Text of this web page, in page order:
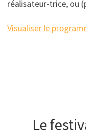
réalisateur-trice, ou
Visualiser le
Le